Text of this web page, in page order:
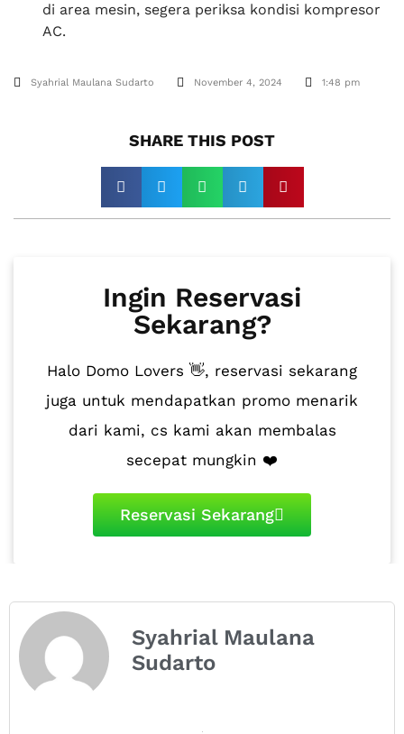
di area mesin, segera periksa kondisi kompresor
AC.
Syahrial Maulana Sudarto November 4, 2024 1:48 pm
SHARE THIS POST​
Ingin Reservasi
Sekarang?
Halo Domo Lovers 👋, reservasi sekarang
juga untuk mendapatkan promo menarik
dari kami, cs kami akan membalas
secepat mungkin ❤️
Reservasi Sekarang
Syahrial Maulana
Sudarto